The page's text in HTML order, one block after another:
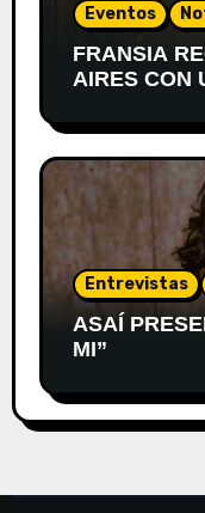
Eventos
FRANSIA
AIRES CON
Entrevistas
ASAÍ
MI”